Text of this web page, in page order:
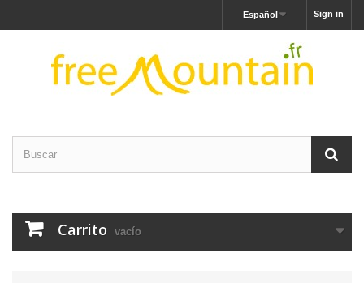
Sign in
Español
Carrito vacío